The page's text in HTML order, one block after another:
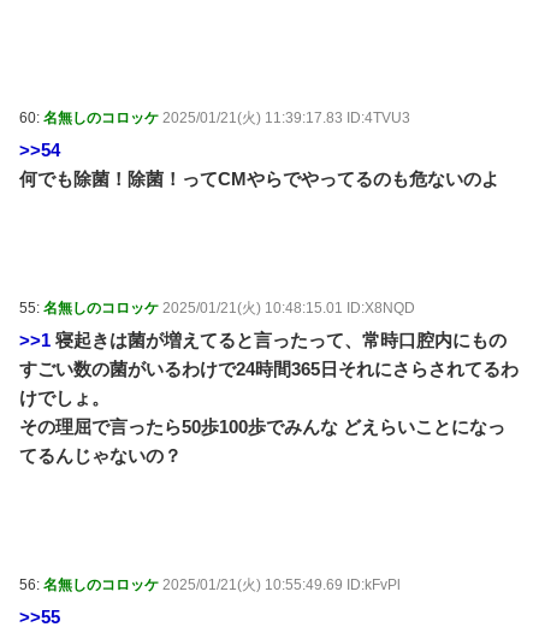
60: 名無しのコロッケ 2025/01/21(火) 11:39:17.83 ID:4TVU3
>>54
何でも除菌！除菌！ってCMやらでやってるのも危ないのよ
55: 名無しのコロッケ 2025/01/21(火) 10:48:15.01 ID:X8NQD
>>1 寝起きは菌が増えてると言ったって、常時口腔内にもの
すごい数の菌がいるわけで24時間365日それにさらされてるわ
けでしょ。
その理屈で言ったら50歩100歩でみんな どえらいことになっ
てるんじゃないの？
56: 名無しのコロッケ 2025/01/21(火) 10:55:49.69 ID:kFvPl
>>55